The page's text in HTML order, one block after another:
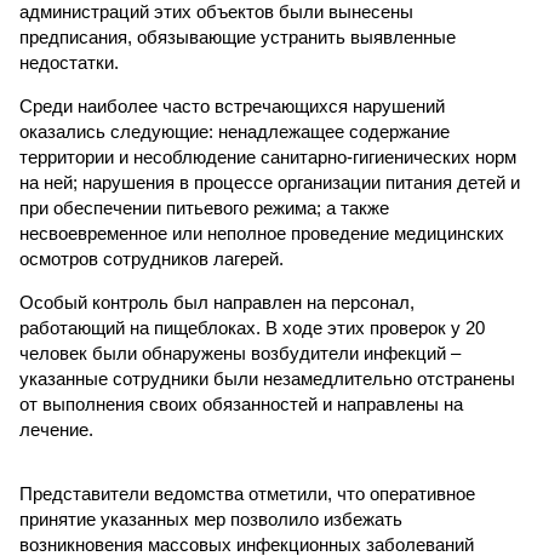
администраций этих объектов были вынесены
предписания, обязывающие устранить выявленные
недостатки.
Среди наиболее часто встречающихся нарушений
оказались следующие: ненадлежащее содержание
территории и несоблюдение санитарно-гигиенических норм
на ней; нарушения в процессе организации питания детей и
при обеспечении питьевого режима; а также
несвоевременное или неполное проведение медицинских
осмотров сотрудников лагерей.
Особый контроль был направлен на персонал,
работающий на пищеблоках. В ходе этих проверок у 20
человек были обнаружены возбудители инфекций –
указанные сотрудники были незамедлительно отстранены
от выполнения своих обязанностей и направлены на
лечение.
Представители ведомства отметили, что оперативное
принятие указанных мер позволило избежать
возникновения массовых инфекционных заболеваний